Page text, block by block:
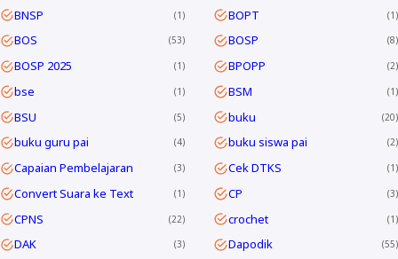
BNSP 1 BOPT 1
BOS 53 BOSP 8
BOSP 2025 1 BPOPP 2
bse 1 BSM 1
BSU 5 buku 20
buku guru pai 4 buku siswa pai 2
Capaian Pembelajaran 3 Cek DTKS 1
Convert Suara ke Text 1 CP 3
CPNS 22 crochet 1
DAK 3 Dapodik 55